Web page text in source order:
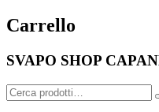
Carrello
SVAPO SHOP
Cerca: